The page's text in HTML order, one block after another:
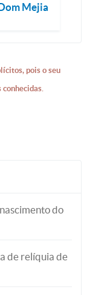
Mejia
pois o seu
conhecidas.
do
de relíquia de